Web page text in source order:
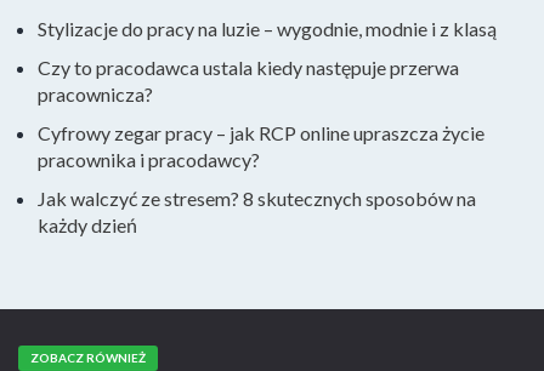
Stylizacje do pracy na luzie – wygodnie, modnie i z klasą
Czy to pracodawca ustala kiedy następuje przerwa
pracownicza?
Cyfrowy zegar pracy – jak RCP online upraszcza życie
pracownika i pracodawcy?
Jak walczyć ze stresem? 8 skutecznych sposobów na
każdy dzień
ZOBACZ RÓWNIEŻ